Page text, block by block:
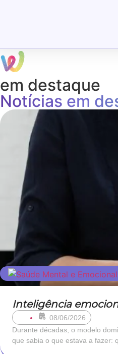
em destaque
Notícias em
Inteligência
08/06/2026
Durante décadas, o modelo
que sabia o que estava a fazer: